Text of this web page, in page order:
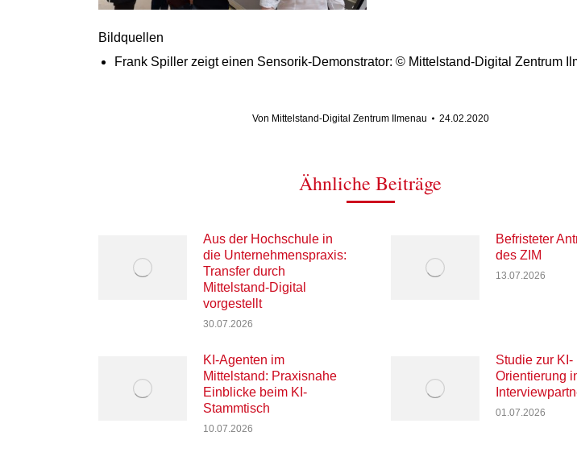
Bildquellen
Frank Spiller zeigt einen Sensorik-Demonstrator: © Mittelstand-Digital Zentrum
Von Mittelstand-Digital Zentrum Ilmenau 24.02.2020
Ähnliche Beiträge
Aus der Hochschule in
die Unternehmenspraxis:
Transfer durch
Mittelstand-Digital
vorgestellt
30.07.2026
Befristeter
des ZIM
13.07.2026
KI-Agenten im
Mittelstand: Praxisnahe
Einblicke beim KI-
Stammtisch
10.07.2026
Studie zur KI-
Orientierung
01.07.2026